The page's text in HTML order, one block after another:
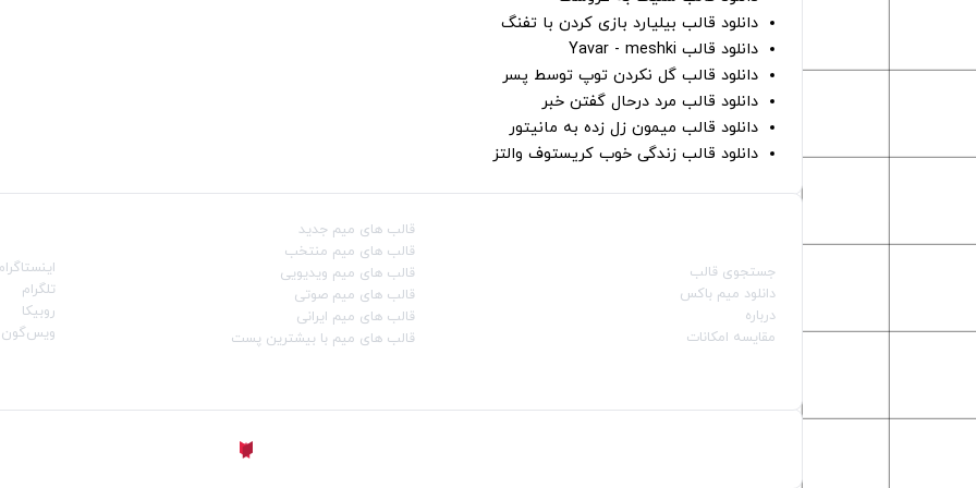
دانلود قالب بیلیارد بازی کردن با تفنگ
دانلود قالب Yavar - meshki
دانلود قالب گل نکردن توپ توسط پسر
دانلود قالب مرد درحال گفتن خبر
دانلود قالب میمون زل زده به مانیتور
دانلود قالب زندگی خوب کریستوف والتز
جستجوی قالب
دانلود میم باکس
درباره
مقایسه امکانات
قالب‌ های میم جدید
قالب‌ های میم منتخب
قالب‌ های میم ویدیویی
قالب‌ های میم صوتی
قالب‌ های میم ایرانی
قالب‌ های میم با بیشترین پست
تلگرام
روبیکا
ویس‌گون